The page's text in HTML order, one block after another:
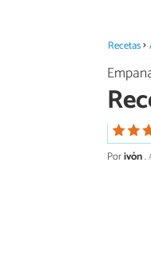
Recetas
Porivón.